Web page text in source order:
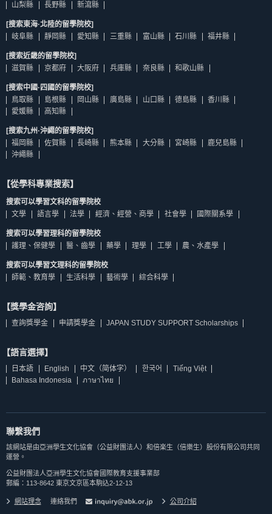
山梨縣
長野縣 新瀉縣
[搜索東海·北陸的留學院校]
岐阜縣
靜岡縣 愛知縣 三重縣 富山縣 石川縣 福井縣
[搜索近畿的留學院校]
滋賀縣
京都府 大阪府 兵庫縣 奈良縣 和歌山縣
[搜索中國·四國的留學院校]
鳥取縣
島根縣 岡山縣 廣島縣 山口縣 德島縣
香川縣
愛媛縣
高知縣
[搜索九州·沖繩的留學院校]
福岡縣
佐賀縣 長崎縣 熊本縣 大分縣 宮崎縣
鹿兒島縣
沖繩縣
【從學科專業搜索】
搜索可以學習文科的留學院校
文學
語言學 法學 經濟、經營、商學 社會學 國際關系學
搜索可以學習理科的留學院校
護理、保健學
醫、齒學 藥學 理學 工學 農、水產學
搜索可以學習文理科的留學院校
師範、教育學
生活科學 藝術學 綜合科學
【獎學金咨詢】
查詢獎學金 申請獎學金 JAPAN STUDY SUPPORT Scholarships
【語言選擇】
日本語 English 中文（简体字） 한국어
Tiếng Việt
Bahasa Indonesia
ภาษาไทย
聯繫我們
該網站是由亞洲學生文化協會（公益財團法人）和倍楽生（倍樂生）股份有限公司共同
運營。
公益財團法人亞洲學生文化協會國際教育支援事業部
郵編：113-8642 東京文京區本駒込2-12-13
網站理念 連絡我們 公司介紹